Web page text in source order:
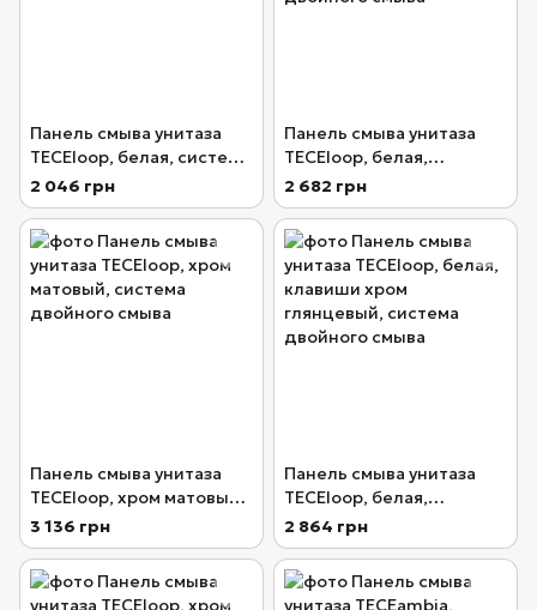
Панель смыва унитаза
TECEloop, белая, система
двойного смыва
2 046 грн
Панель смыва унитаза
TECEloop, белая,
антибактериальное
покрытие, система
двойного смыва
2 682 грн
Панель смыва унитаза
TECEloop, хром матовый,
система двойного смыва
3 136 грн
Панель смыва унитаза
TECEloop, белая,
клавиши хром
глянцевый, система
двойного смыва
2 864 грн